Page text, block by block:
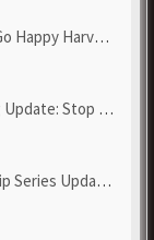
with Looney Tun...
- Grab Bluep...
Get Cheap & ...